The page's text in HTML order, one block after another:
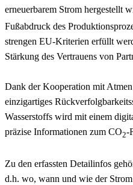
erneuerbarem Strom hergestellt
Fußabdruck des
strengen EU-Kriterien erfüllt
Stärkung des Vertrauens von
Dank der Kooperation mit
einzigartiges
Wasserstoffs wird mit einem
präzise Informationen zum CO2-
Zu den erfassten Detailinfos
d.h. wo, wann und wie der